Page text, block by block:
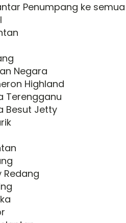
Penumpang ke
Negara
Highland
Terengganu
Besut Jetty
Redang